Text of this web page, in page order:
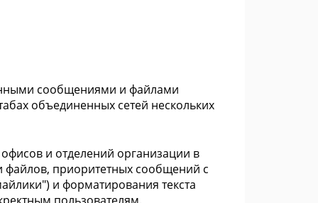
сообщениями и файлами
объединенных сетей нескольких
и отделений организации в
приоритетных сообщений с
и форматирования текста